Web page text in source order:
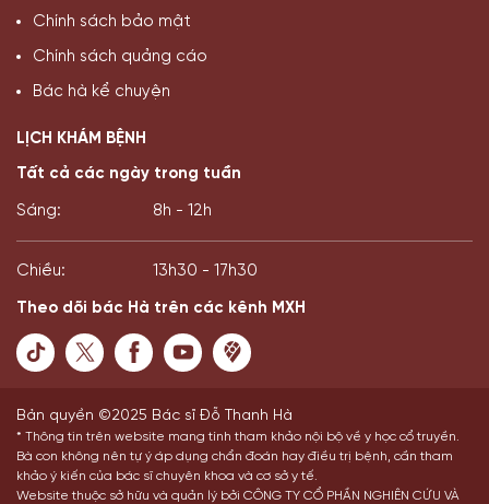
Chính sách bảo mật
Chính sách quảng cáo
Bác hà kể chuyện
LỊCH KHÁM BỆNH
Tất cả các ngày trong tuần
Sáng: 8h - 12h
Chiều: 13h30 - 17h30
Theo dõi bác Hà trên các kênh MXH
Bản quyền ©2025 Bác sĩ Đỗ Thanh Hà
* Thông tin trên website mang tính tham khảo nội bộ về y học cổ truyền.
Bà con không nên tự ý áp dụng chẩn đoán hay điều trị bệnh, cần tham
khảo ý kiến của bác sĩ chuyên khoa và cơ sở y tế.
Website thuộc sở hữu và quản lý bởi CÔNG TY CỔ PHẦN NGHIÊN CỨU VÀ